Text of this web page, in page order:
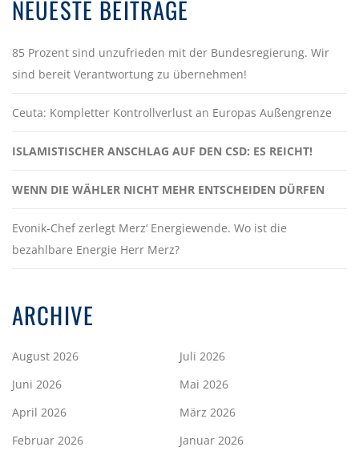
NEUESTE BEITRÄGE
85 Prozent sind unzufrieden mit der Bundesregierung. Wir
sind bereit Verantwortung zu übernehmen!
Ceuta: Kompletter Kontrollverlust an Europas Außengrenze
ISLAMISTISCHER ANSCHLAG AUF DEN CSD: ES REICHT!
WENN DIE WÄHLER NICHT MEHR ENTSCHEIDEN DÜRFEN
Evonik-Chef zerlegt Merz‘ Energiewende. Wo ist die
bezahlbare Energie Herr Merz?
ARCHIVE
August 2026
Juli 2026
Juni 2026
Mai 2026
April 2026
März 2026
Februar 2026
Januar 2026